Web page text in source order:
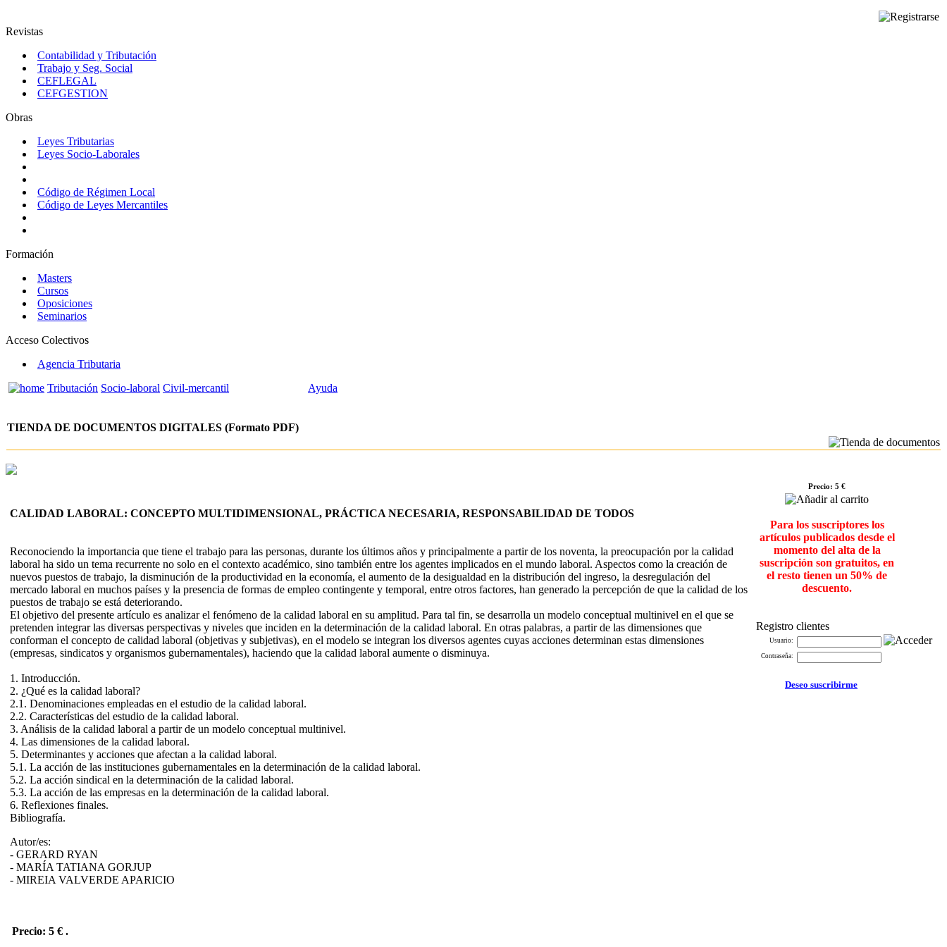
Revistas
Contabilidad y Tributación
Trabajo y Seg. Social
CEFLEGAL
CEFGESTION
Obras
Leyes Tributarias
Leyes Socio-Laborales
Código de Régimen Local
Código de Leyes Mercantiles
Formación
Masters
Cursos
Oposiciones
Seminarios
Acceso Colectivos
Agencia Tributaria
Tributación Socio-laboral Civil-mercantil Ayuda
TIENDA DE DOCUMENTOS DIGITALES (Formato PDF)
CALIDAD LABORAL: CONCEPTO MULTIDIMENSIONAL, PRÁCTICA NECESARIA, RESPONSABILIDAD DE TODOS
Precio: 5 €
Para los suscriptores los
artículos publicados desde el
momento del alta de la
suscripción son gratuitos, en
el resto tienen un 50% de
descuento.
Registro clientes
Usuario:
Contraseña:
Deseo suscribirme
Reconociendo la importancia que tiene el trabajo para las personas, durante los últimos años y principalmente a partir de los noventa, la preocupación por la calidad
laboral ha sido un tema recurrente no solo en el contexto académico, sino también entre los agentes implicados en el mundo laboral. Aspectos como la creación de
nuevos puestos de trabajo, la disminución de la productividad en la economía, el aumento de la desigualdad en la distribución del ingreso, la desregulación del
mercado laboral en muchos países y la presencia de formas de empleo contingente y temporal, entre otros factores, han generado la percepción de que la calidad de los
puestos de trabajo se está deteriorando.
El objetivo del presente artículo es analizar el fenómeno de la calidad laboral en su amplitud. Para tal fin, se desarrolla un modelo conceptual multinivel en el que se
pretenden integrar las diversas perspectivas y niveles que inciden en la determinación de la calidad laboral. En otras palabras, a partir de las dimensiones que
conforman el concepto de calidad laboral (objetivas y subjetivas), en el modelo se integran los diversos agentes cuyas acciones determinan estas dimensiones
(empresas, sindicatos y organismos gubernamentales), haciendo que la calidad laboral aumente o disminuya.
1. Introducción.
2. ¿Qué es la calidad laboral?
2.1. Denominaciones empleadas en el estudio de la calidad laboral.
2.2. Características del estudio de la calidad laboral.
3. Análisis de la calidad laboral a partir de un modelo conceptual multinivel.
4. Las dimensiones de la calidad laboral.
5. Determinantes y acciones que afectan a la calidad laboral.
5.1. La acción de las instituciones gubernamentales en la determinación de la calidad laboral.
5.2. La acción sindical en la determinación de la calidad laboral.
5.3. La acción de las empresas en la determinación de la calidad laboral.
6. Reflexiones finales.
Bibliografía.
Autor/es:
- GERARD RYAN
- MARÍA TATIANA GORJUP
- MIREIA VALVERDE APARICIO
Precio: 5 € .